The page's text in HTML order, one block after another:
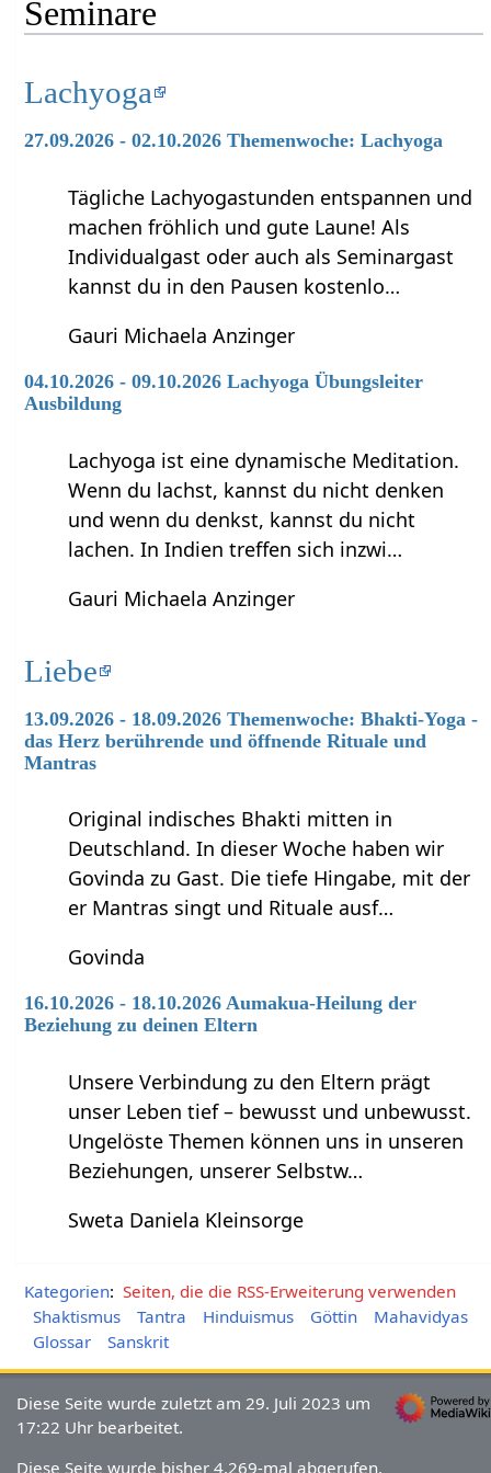
Seminare
Lachyoga
27.09.2026 - 02.10.2026 Themenwoche: Lachyoga
Tägliche Lachyogastunden entspannen und
machen fröhlich und gute Laune! Als
Individualgast oder auch als Seminargast
kannst du in den Pausen kostenlo…
Gauri Michaela Anzinger
04.10.2026 - 09.10.2026 Lachyoga Übungsleiter
Ausbildung
Lachyoga ist eine dynamische Meditation.
Wenn du lachst, kannst du nicht denken
und wenn du denkst, kannst du nicht
lachen. In Indien treffen sich inzwi…
Gauri Michaela Anzinger
Liebe
13.09.2026 - 18.09.2026 Themenwoche: Bhakti-Yoga -
das Herz berührende und öffnende Rituale und
Mantras
Original indisches Bhakti mitten in
Deutschland. In dieser Woche haben wir
Govinda zu Gast. Die tiefe Hingabe, mit der
er Mantras singt und Rituale ausf…
Govinda
16.10.2026 - 18.10.2026 Aumakua-Heilung der
Beziehung zu deinen Eltern
Unsere Verbindung zu den Eltern prägt
unser Leben tief – bewusst und unbewusst.
Ungelöste Themen können uns in unseren
Beziehungen, unserer Selbstw…
Sweta Daniela Kleinsorge
Kategorien: Seiten, die die RSS-Erweiterung verwenden
Shaktismus
Tantra Hinduismus Göttin
Mahavidyas
Glossar
Sanskrit
Diese Seite wurde zuletzt am 29. Juli 2023 um
17:22 Uhr bearbeitet.
Diese Seite wurde bisher 4.269-mal abgerufen.